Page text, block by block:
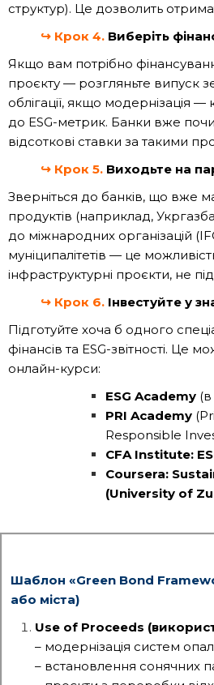
структур). Це дозволить
↪ Крок 4. Виберіть
Якщо вам потрібно
проєкту — розгляньте випуск
облігації, якщо модернізація
до ESG-метрик. Банки вже
відсоткові ставки за такими
↪ Крок 5. Виходьте на
Зверніться до банків, що вже
продуктів (наприклад,
до міжнародних організацій
муніципалітетів — це
інфраструктурні проєкти, не
↪ Крок 6. Інвестуйте у
Підготуйте хоча б одного
фінансів та ESG-звітності. Це
онлайн-курси:
ESG Academy (в
PRI Academy
Responsible
CFA Institute:
Coursera:
(University of
Шаблон «Green Bond
або міста)
Use of Proceeds
– модернізація систем
– встановлення сонячних